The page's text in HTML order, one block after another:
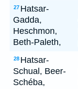
27 Hatsar-
Gadda,
Heschmon,
Beth-Paleth,
28 Hatsar-
Schual, Beer-
Schéba,